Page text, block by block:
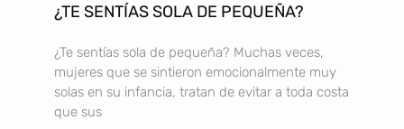
¿TE SENTÍAS SOLA DE PEQUEÑA?
¿Te sentías sola de pequeña? Muchas veces,
mujeres que se sintieron emocionalmente muy
solas en su infancia, tratan de evitar a toda costa
que sus